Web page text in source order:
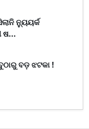
ନ୍ୟୁୟର୍କ
ଷ...
ବଡ଼ ଝଟକା !